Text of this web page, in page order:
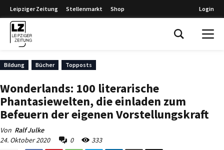
Leipziger Zeitung Stellenmarkt Shop Login
Bildung Bücher Topposts
Wonderlands: 100 literarische
Phantasiewelten, die einladen zum
Befeuern der eigenen Vorstellungskraft
Von Ralf Julke
24. Oktober 2020
0 333